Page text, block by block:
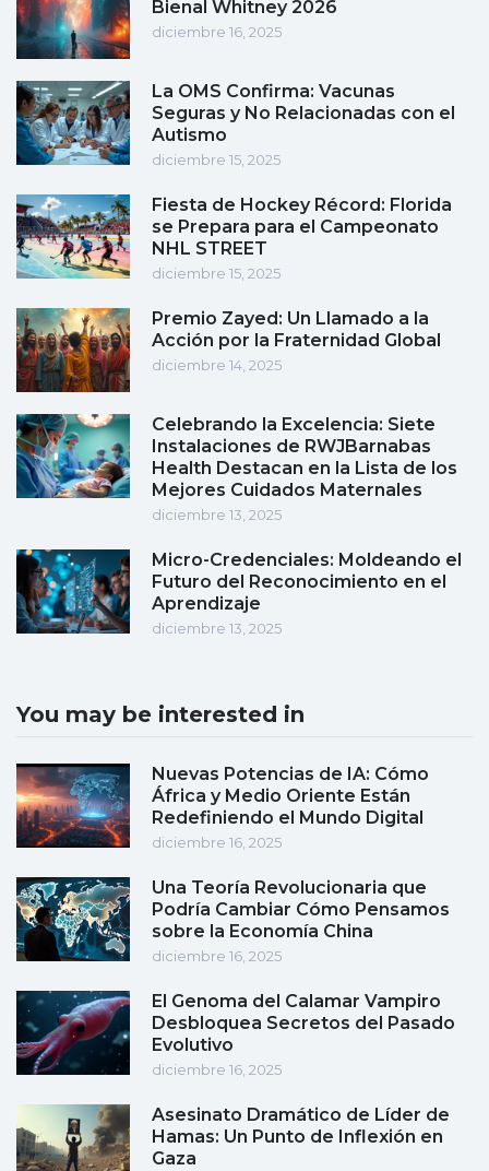
Bienal Whitney 2026
diciembre 16, 2025
La OMS Confirma: Vacunas
Seguras y No Relacionadas con el
Autismo
diciembre 15, 2025
Fiesta de Hockey Récord: Florida
se Prepara para el Campeonato
NHL STREET
diciembre 15, 2025
Premio Zayed: Un Llamado a la
Acción por la Fraternidad Global
diciembre 14, 2025
Celebrando la Excelencia: Siete
Instalaciones de RWJBarnabas
Health Destacan en la Lista de los
Mejores Cuidados Maternales
diciembre 13, 2025
Micro-Credenciales: Moldeando el
Futuro del Reconocimiento en el
Aprendizaje
diciembre 13, 2025
You may be interested in
Nuevas Potencias de IA: Cómo
África y Medio Oriente Están
Redefiniendo el Mundo Digital
diciembre 16, 2025
Una Teoría Revolucionaria que
Podría Cambiar Cómo Pensamos
sobre la Economía China
diciembre 16, 2025
El Genoma del Calamar Vampiro
Desbloquea Secretos del Pasado
Evolutivo
diciembre 16, 2025
Asesinato Dramático de Líder de
Hamas: Un Punto de Inflexión en
Gaza